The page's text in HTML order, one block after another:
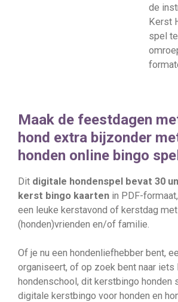
de
Kerst
spel
Maak de feestdagen
hond extra bijzonder
honden online bingo
Dit digitale hondenspel bevat 30
kerst bingo kaarten in PDF-
een leuke kerstavond of kerstdag
(honden)vrienden en/of familie.
Of je nu een hondenliefhebber bent,
organiseert, of op zoek bent naar iets
hondenschool, dit kerstbingo honden
digitale kerstbingo voor honden en